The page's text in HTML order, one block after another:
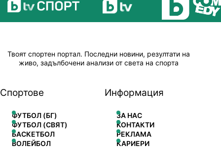
Твоят спортен портал. Последни новини, резултати на
живо, задълбочени анализи от света на спорта
Спортове
ФУТБОЛ (БГ)
ФУТБОЛ (СВЯТ)
БАСКЕТБОЛ
ВОЛЕЙБОЛ
Информация
ЗА НАС
КОНТАКТИ
РЕКЛАМА
КАРИЕРИ